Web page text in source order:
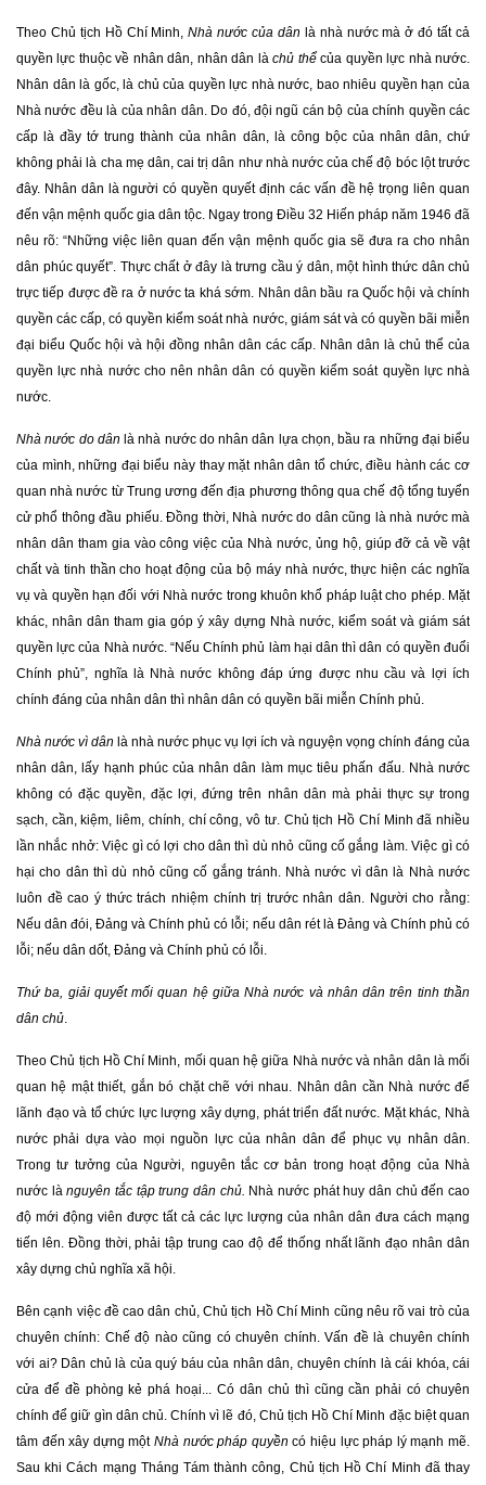
Theo Chủ tịch Hồ Chí Minh,Nhà nước của dân là nhà nước mà ở đó tất cả
quyền lực thuộc về nhân dân, nhân dân làchủ thểcủa quyền lực nhà nước.
Nhân dân là gốc, là chủ của quyền lực nhà nước, bao nhiêu quyền hạn của
Nhà nước đều là của nhân dân. Do đó, đội ngũ cán bộ của chính quyền các
cấp là đầy tớ trung thành của nhân dân, là công bộc của nhân dân, chứ
không phải là cha mẹ dân, cai trị dân như nhà nước của chế độ bóc lột trước
đây. Nhân dân là người có quyền quyết định các vấn đề hệ trọng liên quan
đến vận mệnh quốc gia dân tộc. Ngay trong Điều 32 Hiến pháp năm 1946 đã
nêu rõ: “Những việc liên quan đến vận mệnh quốc gia sẽ đưa ra cho nhân
dân phúc quyết”. Thực chất ở đây là trưng cầu ý dân, một hình thức dân chủ
trực tiếp được đề ra ở nước ta khá sớm. Nhân dân bầu ra Quốc hội và chính
quyền các cấp, có quyền kiểm soát nhà nước, giám sát và có quyền bãi miễn
đại biểu Quốc hội và hội đồng nhân dân các cấp. Nhân dân là chủ thể của
quyền lực nhà nước cho nên nhân dân có quyền kiểm soát quyền lực nhà
nước.
Nhà nước do dân là nhà nước do nhân dân lựa chọn, bầu ra những đại biểu
của mình, những đại biểu này thay mặt nhân dân tổ chức, điều hành các cơ
quan nhà nước từ Trung ương đến địa phương thông qua chế độ tổng tuyển
cử phổ thông đầu phiếu. Đồng thời, Nhà nước do dân cũng là nhà nước mà
nhân dân tham gia vào công việc của Nhà nước, ủng hộ, giúp đỡ cả về vật
chất và tinh thần cho hoạt động của bộ máy nhà nước, thực hiện các nghĩa
vụ và quyền hạn đối với Nhà nước trong khuôn khổ pháp luật cho phép. Mặt
khác, nhân dân tham gia góp ý xây dựng Nhà nước, kiểm soát và giám sát
quyền lực của Nhà nước. “Nếu Chính phủ làm hại dân thì dân có quyền đuổi
Chính phủ”, nghĩa là Nhà nước không đáp ứng được nhu cầu và lợi ích
chính đáng của nhân dân thì nhân dân có quyền bãi miễn Chính phủ.
Nhà nước vì dân là nhà nước phục vụ lợi ích và nguyện vọng chính đáng của
nhân dân, lấy hạnh phúc của nhân dân làm mục tiêu phấn đấu. Nhà nước
không có đặc quyền, đặc lợi, đứng trên nhân dân mà phải thực sự trong
sạch, cần, kiệm, liêm, chính, chí công, vô tư. Chủ tịch Hồ Chí Minh đã nhiều
lần nhắc nhở: Việc gì có lợi cho dân thì dù nhỏ cũng cố gắng làm. Việc gì có
hại cho dân thì dù nhỏ cũng cố gắng tránh. Nhà nước vì dân là Nhà nước
luôn đề cao ý thức trách nhiệm chính trị trước nhân dân. Người cho rằng:
Nếu dân đói, Đảng và Chính phủ có lỗi; nếu dân rét là Đảng và Chính phủ có
lỗi; nếu dân dốt, Đảng và Chính phủ có lỗi.
Thứ ba, giải quyết mối quan hệ giữa Nhà nước và nhân dân trên tinh thần
dân chủ.
Theo Chủ tịch Hồ Chí Minh, mối quan hệ giữa Nhà nước và nhân dân là mối
quan hệ mật thiết, gắn bó chặt chẽ với nhau. Nhân dân cần Nhà nước để
lãnh đạo và tổ chức lực lượng xây dựng, phát triển đất nước. Mặt khác, Nhà
nước phải dựa vào mọi nguồn lực của nhân dân để phục vụ nhân dân.
Trong tư tưởng của Người, nguyên tắc cơ bản trong hoạt động của Nhà
nước lànguyên tắc tập trung dân chủ. Nhà nước phát huy dân chủ đến cao
độ mới động viên được tất cả các lực lượng của nhân dân đưa cách mạng
tiến lên. Đồng thời, phải tập trung cao độ để thống nhất lãnh đạo nhân dân
xây dựng chủ nghĩa xã hội.
Bên cạnh việc đề cao dân chủ, Chủ tịch Hồ Chí Minh cũng nêu rõ vai trò của
chuyên chính: Chế độ nào cũng có chuyên chính. Vấn đề là chuyên chính
với ai? Dân chủ là của quý báu của nhân dân, chuyên chính là cái khóa, cái
cửa để đề phòng kẻ phá hoại... Có dân chủ thì cũng cần phải có chuyên
chính để giữ gìn dân chủ. Chính vì lẽ đó, Chủ tịch Hồ Chí Minh đặc biệt quan
tâm đến xây dựng một Nhà nước pháp quyền có hiệu lực pháp lý mạnh mẽ.
Sau khi Cách mạng Tháng Tám thành công, Chủ tịch Hồ Chí Minh đã thay